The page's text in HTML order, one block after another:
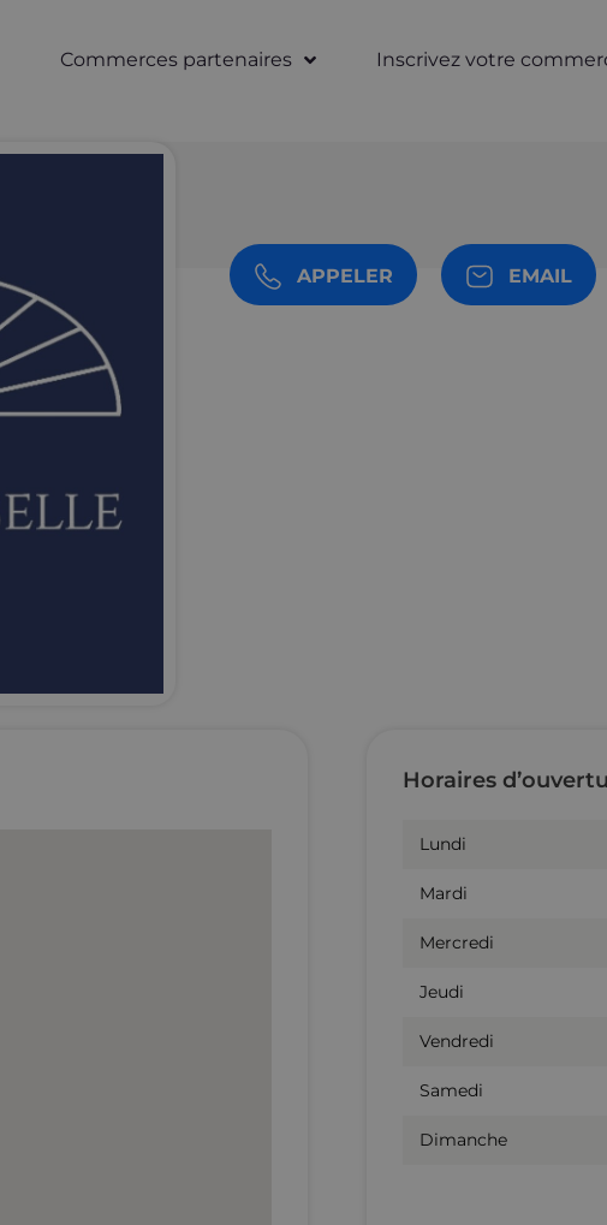
Commerces partenaires Inscrivez votre
APPELER EMAIL
Horaires
Lundi
Mardi
Mercredi
Jeudi
Vendredi
Samedi
Dimanche